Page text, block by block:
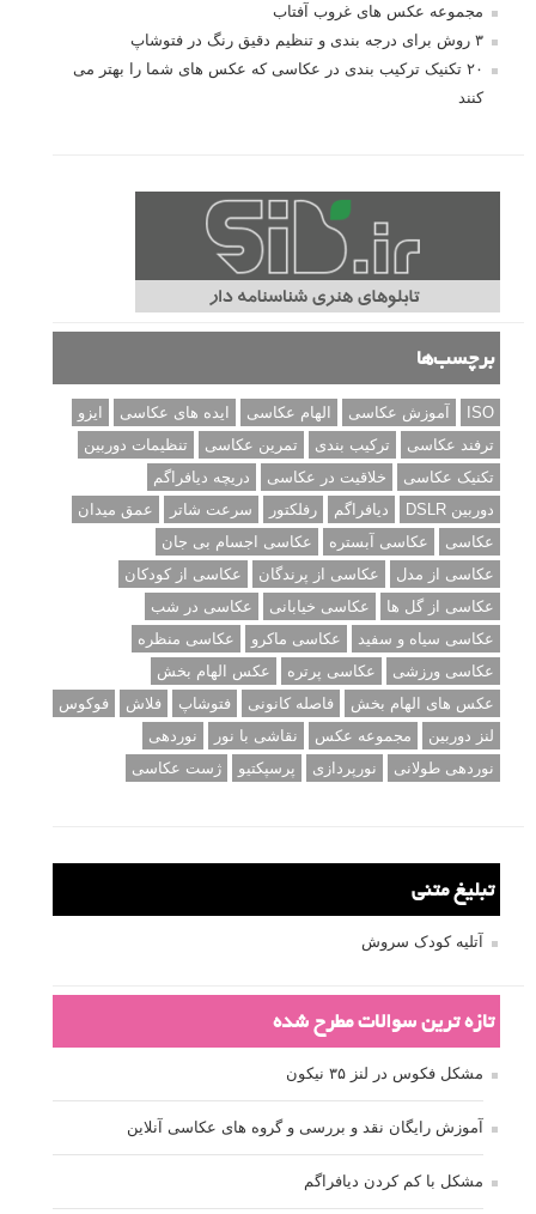
مجموعه عکس های غروب آفتاب
۳ روش برای درجه بندی و تنظیم دقیق رنگ در فتوشاپ
۲۰ تکنیک ترکیب بندی در عکاسی که عکس های شما را بهتر می
کنند
برچسب‌ها
ISO آموزش عکاسی الهام عکاسی ایده های عکاسی
ایزو
ترفند عکاسی
ترکیب بندی تمرین عکاسی
تنظیمات دوربین
تکنیک عکاسی
خلاقیت در عکاسی
دریچه دیافراگم
دوربین DSLR
دیافراگم رفلکتور سرعت شاتر
عمق میدان
عکاسی
عکاسی آبستره
عکاسی اجسام بی جان
عکاسی از مدل
عکاسی از پرندگان
عکاسی از کودکان
عکاسی از گل ها
عکاسی خیابانی
عکاسی در شب
عکاسی سیاه و سفید
عکاسی ماکرو
عکاسی منظره
عکاسی ورزشی
عکاسی پرتره
عکس الهام بخش
عکس های الهام بخش
فاصله کانونی فتوشاپ فلاش
فوکوس
لنز دوربین
مجموعه عکس نقاشی با نور
نوردهی
نوردهی طولانی
نورپردازی پرسپکتیو ژست عکاسی
تبلیغ متنی
آتلیه کودک سروش
تازه ترین سوالات مطرح شده
مشکل فکوس در لنز ۳۵ نیکون
آموزش رایگان نقد و بررسی و گروه های عکاسی آنلاین
مشکل با کم کردن دیافراگم